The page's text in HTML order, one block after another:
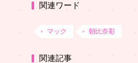
関連ワード
マック 朝比奈彩
関連記事